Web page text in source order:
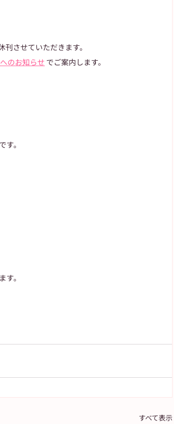
させていただきます。
のお知らせ でご案内します。
。
。
すべて表示